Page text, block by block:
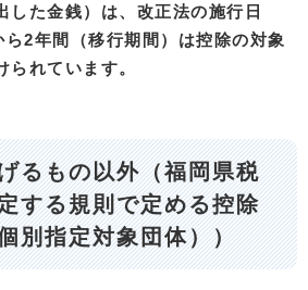
した金銭）は、改正法の施行日
ら2年間（移行期間）は控除の対象
られています。​
るもの以外（福岡県税
する規則で定める控除
別指定対象団体））